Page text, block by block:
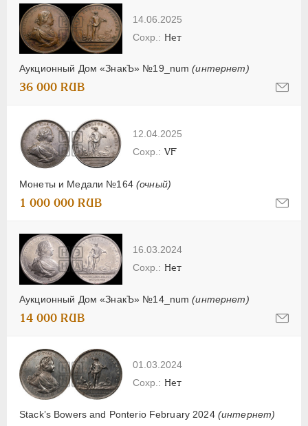
14.06.2025
Аукционный Дом «ЗнакЪ» №19_num(интернет)
Нет
36 000 RUB
12.04.2025
Монеты и Медали №164 (очный)
VF
1 000 000 RUB
16.03.2024
Аукционный Дом «ЗнакЪ» №14_num(интернет)
Нет
14 000 RUB
01.03.2024
Stack’s Bowers and Ponterio February 2024 (интернет)
Нет